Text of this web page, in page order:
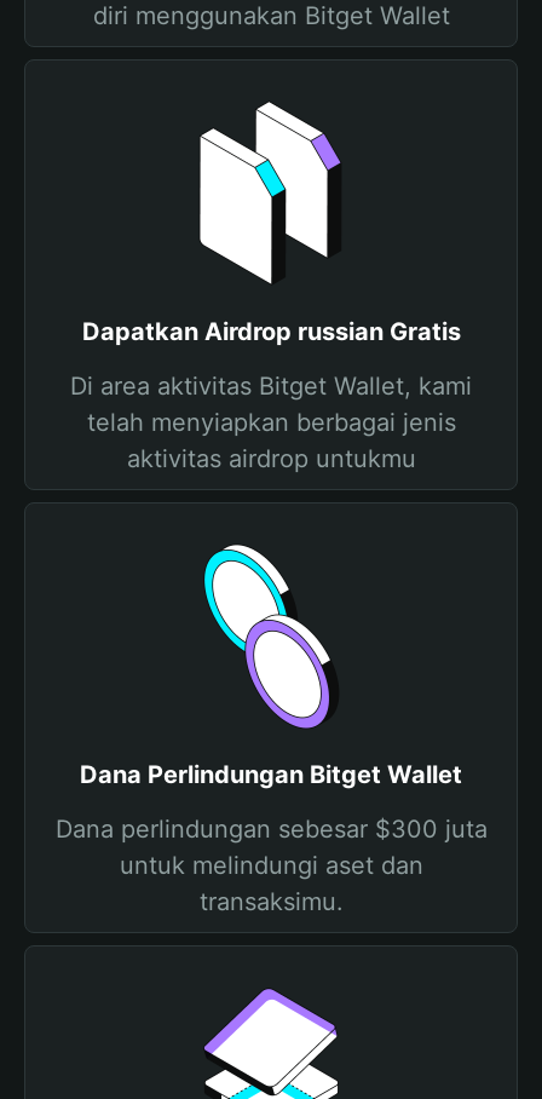
diri menggunakan Bitget Wallet
Dapatkan Airdrop russian Gratis
Di area aktivitas Bitget Wallet, kami
telah menyiapkan berbagai jenis
aktivitas airdrop untukmu
Dana Perlindungan Bitget Wallet
Dana perlindungan sebesar $300 juta
untuk melindungi aset dan
transaksimu.